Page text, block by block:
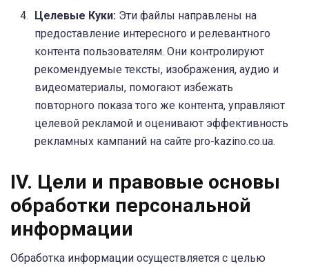
Целевые Куки: Эти файлы направлены на
предоставление интересного и релевантного
контента пользователям. Они контролируют
рекомендуемые тексты, изображения, аудио и
видеоматериалы, помогают избежать
повторного показа того же контента, управляют
целевой рекламой и оценивают эффективность
рекламных кампаний на сайте pro-kazino.co.ua.
IV. Цели и правовые основы
обработки персональной
информации
Обработка информации осуществляется с целью